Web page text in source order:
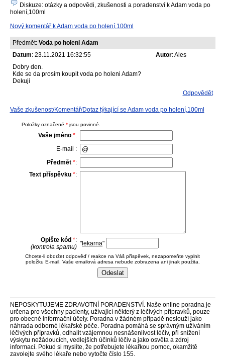
Diskuze: otázky a odpovědi, zkušenosti a poradenství k Adam voda po
holení,100ml
Nový komentář k Adam voda po holení,100ml
Předmět: Voda po holeni Adam
Datum: 23.11.2021 16:32:55 Autor: Ales
Dobry den.
Kde se da prosim koupit voda po holeni Adam?
Dekuji
Odpovědět
Vaše zkušenost/Komentář/Dotaz týkající se Adam voda po holení,100ml
Položky označené * jsou povinné.
Vaše jméno *:
E-mail :
Předmět *:
Text příspěvku *:
Opište kód *:
(kontrola spamu) " lekarna"
Chcete-li obdržet odpověď / reakce na Váš příspěvek, nezapomeňte vyplnit
položku E-mail. Vaše emailová adresa nebude zobrazena ani jinak použita.
NEPOSKYTUJEME ZDRAVOTNÍ PORADENSTVÍ. Naše online poradna je
určena pro všechny pacienty, užívající některý z léčivých přípravků, pouze
pro obecné informační účely. Poradna v žádném případě neslouží jako
náhrada odborné lékařské péče. Poradna pomáhá se správným užíváním
léčivých přípravků, odhalit vzájemnou nesnášenlivost léčiv, při snížení
výskytu nežádoucích, vedlejších účinků léčiv a jako osvěta a zdroj
informací. Pokud si myslíte, že potřebujete lékařkou pomoc, okamžitě
zavolejte svého lékaře nebo vytočte číslo 155.